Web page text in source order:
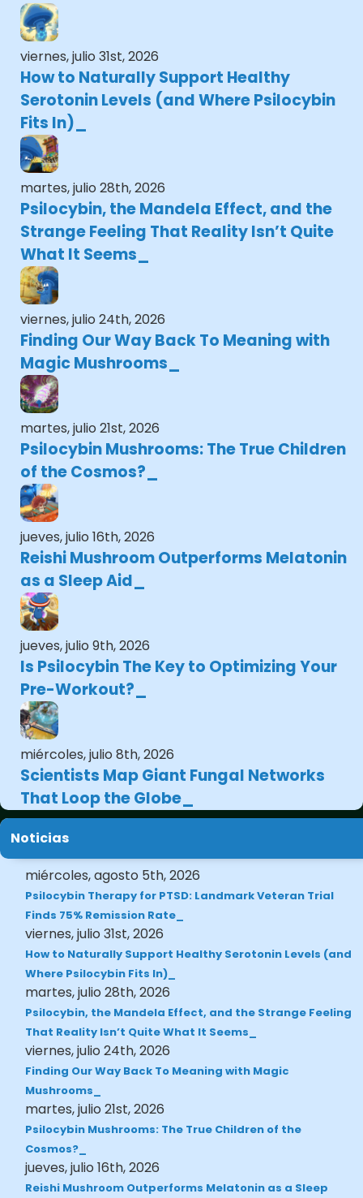
viernes, julio 31st, 2026
How to Naturally Support Healthy
Serotonin Levels (and Where Psilocybin
Fits In)
martes, julio 28th, 2026
Psilocybin, the Mandela Effect, and the
Strange Feeling That Reality Isn’t Quite
What It Seems
viernes, julio 24th, 2026
Finding Our Way Back To Meaning with
Magic Mushrooms
martes, julio 21st, 2026
Psilocybin Mushrooms: The True Children
of the Cosmos?
jueves, julio 16th, 2026
Reishi Mushroom Outperforms Melatonin
as a Sleep Aid
jueves, julio 9th, 2026
Is Psilocybin The Key to Optimizing Your
Pre-Workout?
miércoles, julio 8th, 2026
Scientists Map Giant Fungal Networks
That Loop the Globe
Noticias
miércoles, agosto 5th, 2026
Psilocybin Therapy for PTSD: Landmark Veteran Trial
Finds 75% Remission Rate
viernes, julio 31st, 2026
How to Naturally Support Healthy Serotonin Levels (and
Where Psilocybin Fits In)
martes, julio 28th, 2026
Psilocybin, the Mandela Effect, and the Strange Feeling
That Reality Isn’t Quite What It Seems
viernes, julio 24th, 2026
Finding Our Way Back To Meaning with Magic
Mushrooms
martes, julio 21st, 2026
Psilocybin Mushrooms: The True Children of the
Cosmos?
jueves, julio 16th, 2026
Reishi Mushroom Outperforms Melatonin as a Sleep